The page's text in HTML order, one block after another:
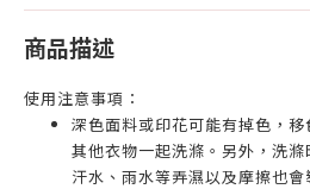
商品描述
使用注意事項：
深色面料或印花可能有掉色，
其他衣物一起洗滌。另外，洗
汗水、雨水等弄濕以及摩擦也